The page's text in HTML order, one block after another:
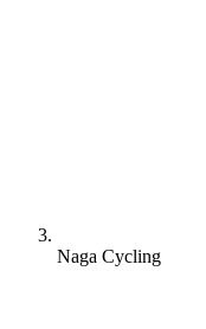
Naga Cycling